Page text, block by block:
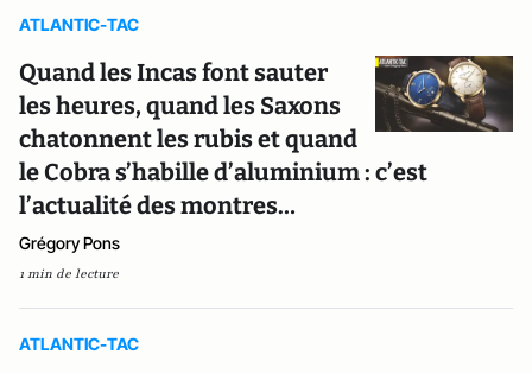
ATLANTIC-TAC
Quand les Incas font sauter
les heures, quand les Saxons
chatonnent les rubis et quand
le Cobra s’habille d’aluminium : c’est
l’actualité des montres…
Grégory Pons
1 min de lecture
ATLANTIC-TAC